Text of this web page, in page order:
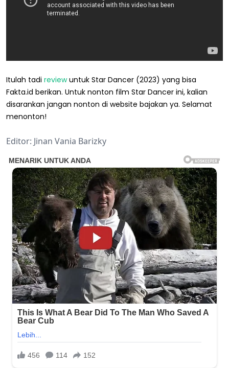
Itulah tadi reviewuntuk Star Dancer (2023) yang bisa
Fakta.id berikan. Untuk nonton film Star Dancer ini, kalian
disarankan jangan nonton di website bajakan ya. Selamat
menonton!
Editor: Jinan Vania Barizky